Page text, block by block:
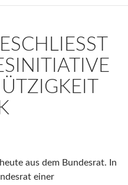
N
Z
V
aus dem Bundesrat. In
einer